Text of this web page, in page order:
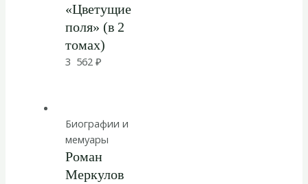
«Цветущие
поля» (в 2
томах)
3 562₽
Биографии и
мемуары
Роман
Меркулов